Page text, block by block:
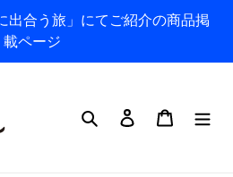
出合う旅」にてご紹介の商品掲
載ページ
検索 ログイン
カート